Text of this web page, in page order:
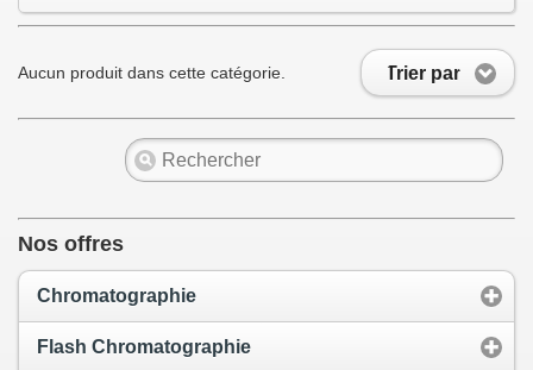
Trier par
Aucun produit dans cette catégorie.
Nos offres
Chromatographie
Flash Chromatographie